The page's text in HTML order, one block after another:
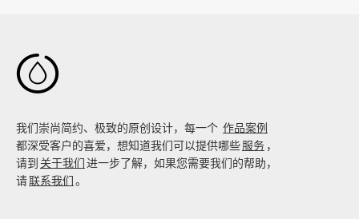

我们崇尚简约、极致的原创设计，每一个 作品案例
都深受客户的喜爱，想知道我们可以提供哪些服务 ，
请到 关于我们进一步了解，如果您需要我们的帮助，
请联系我们。